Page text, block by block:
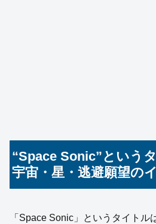
“Space Sonic”という
宇宙・星・逃避願望の
「Space Sonic」というタイトル